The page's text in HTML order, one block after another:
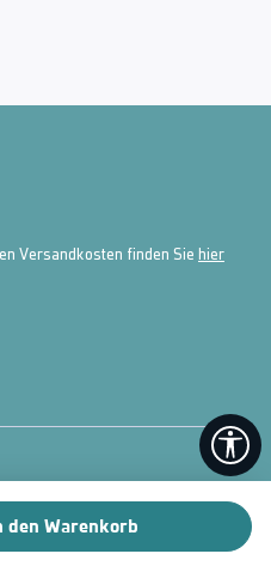
Versandkosten finden Sie hier
den Warenkorb